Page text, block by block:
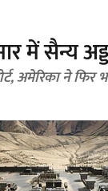
में सैन्य
अमेरिका ने